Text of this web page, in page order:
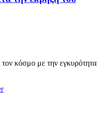
κόσμο με την εγκυρότητα